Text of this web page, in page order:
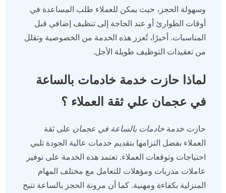
وسهولة الحجز، حيث يمكن للعملاء طلب المساعدة في
أوقات الطوارئ أو عند الحاجة إلى تنظيف إضافي قبل
المناسبات. أخيرًا، تُعزز هذه الخدمة من الخصوصية وتقلل
من تعقيدات التوظيف طويلة الأجل.
لماذا حازت خدمة خادمات بالساعة
في عجمان علي ثقة العملاء ؟
حازت خدمة خادمات بالساعة في عجمان على ثقة
العملاء بفضل التزامها بتقديم خدمات عالية الجودة تلبي
احتياجات وتوقعات العملاء. تعتمد هذه الخدمة على توفير
عاملات مدربات ومؤهلات للتعامل مع مختلف المهام
المنزلية بكفاءة ومهنية. كما أن مرونة الحجز بالساعة تتيح